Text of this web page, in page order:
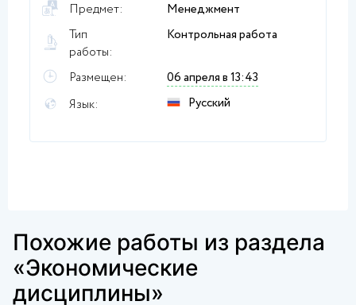
Предмет:
Менеджмент
Тип
работы:
Контрольная работа
Размещен:
06 апреля в 13:43
Язык:
Русский
Похожие работы из раздела
«Экономические
дисциплины»